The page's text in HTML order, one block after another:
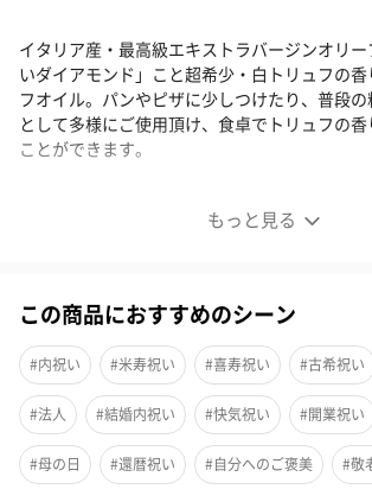
もっと見る
イタリア産・最高級エキストラバージンオリ
いダイアモンド」こと超希少・白トリュフの
フオイル。パンやピザに少しつけたり、普段
として多様にご使用頂け、食卓でトリュフの
ことができます。
白トリュフ香るオリーブオイル
この商品におすすめのシーン
#内祝い #米寿祝い #喜寿祝い #古希祝い
#法人 #結婚内祝い #快気祝い #開業祝い
#母の日 #還暦祝い #自分へのご褒美 #敬